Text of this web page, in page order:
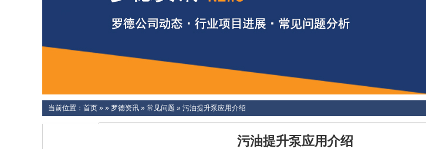
当前位置： 首页 » » 罗德资讯 » 常见问题 » 污油提升泵应用介绍
污油提升泵应用介绍